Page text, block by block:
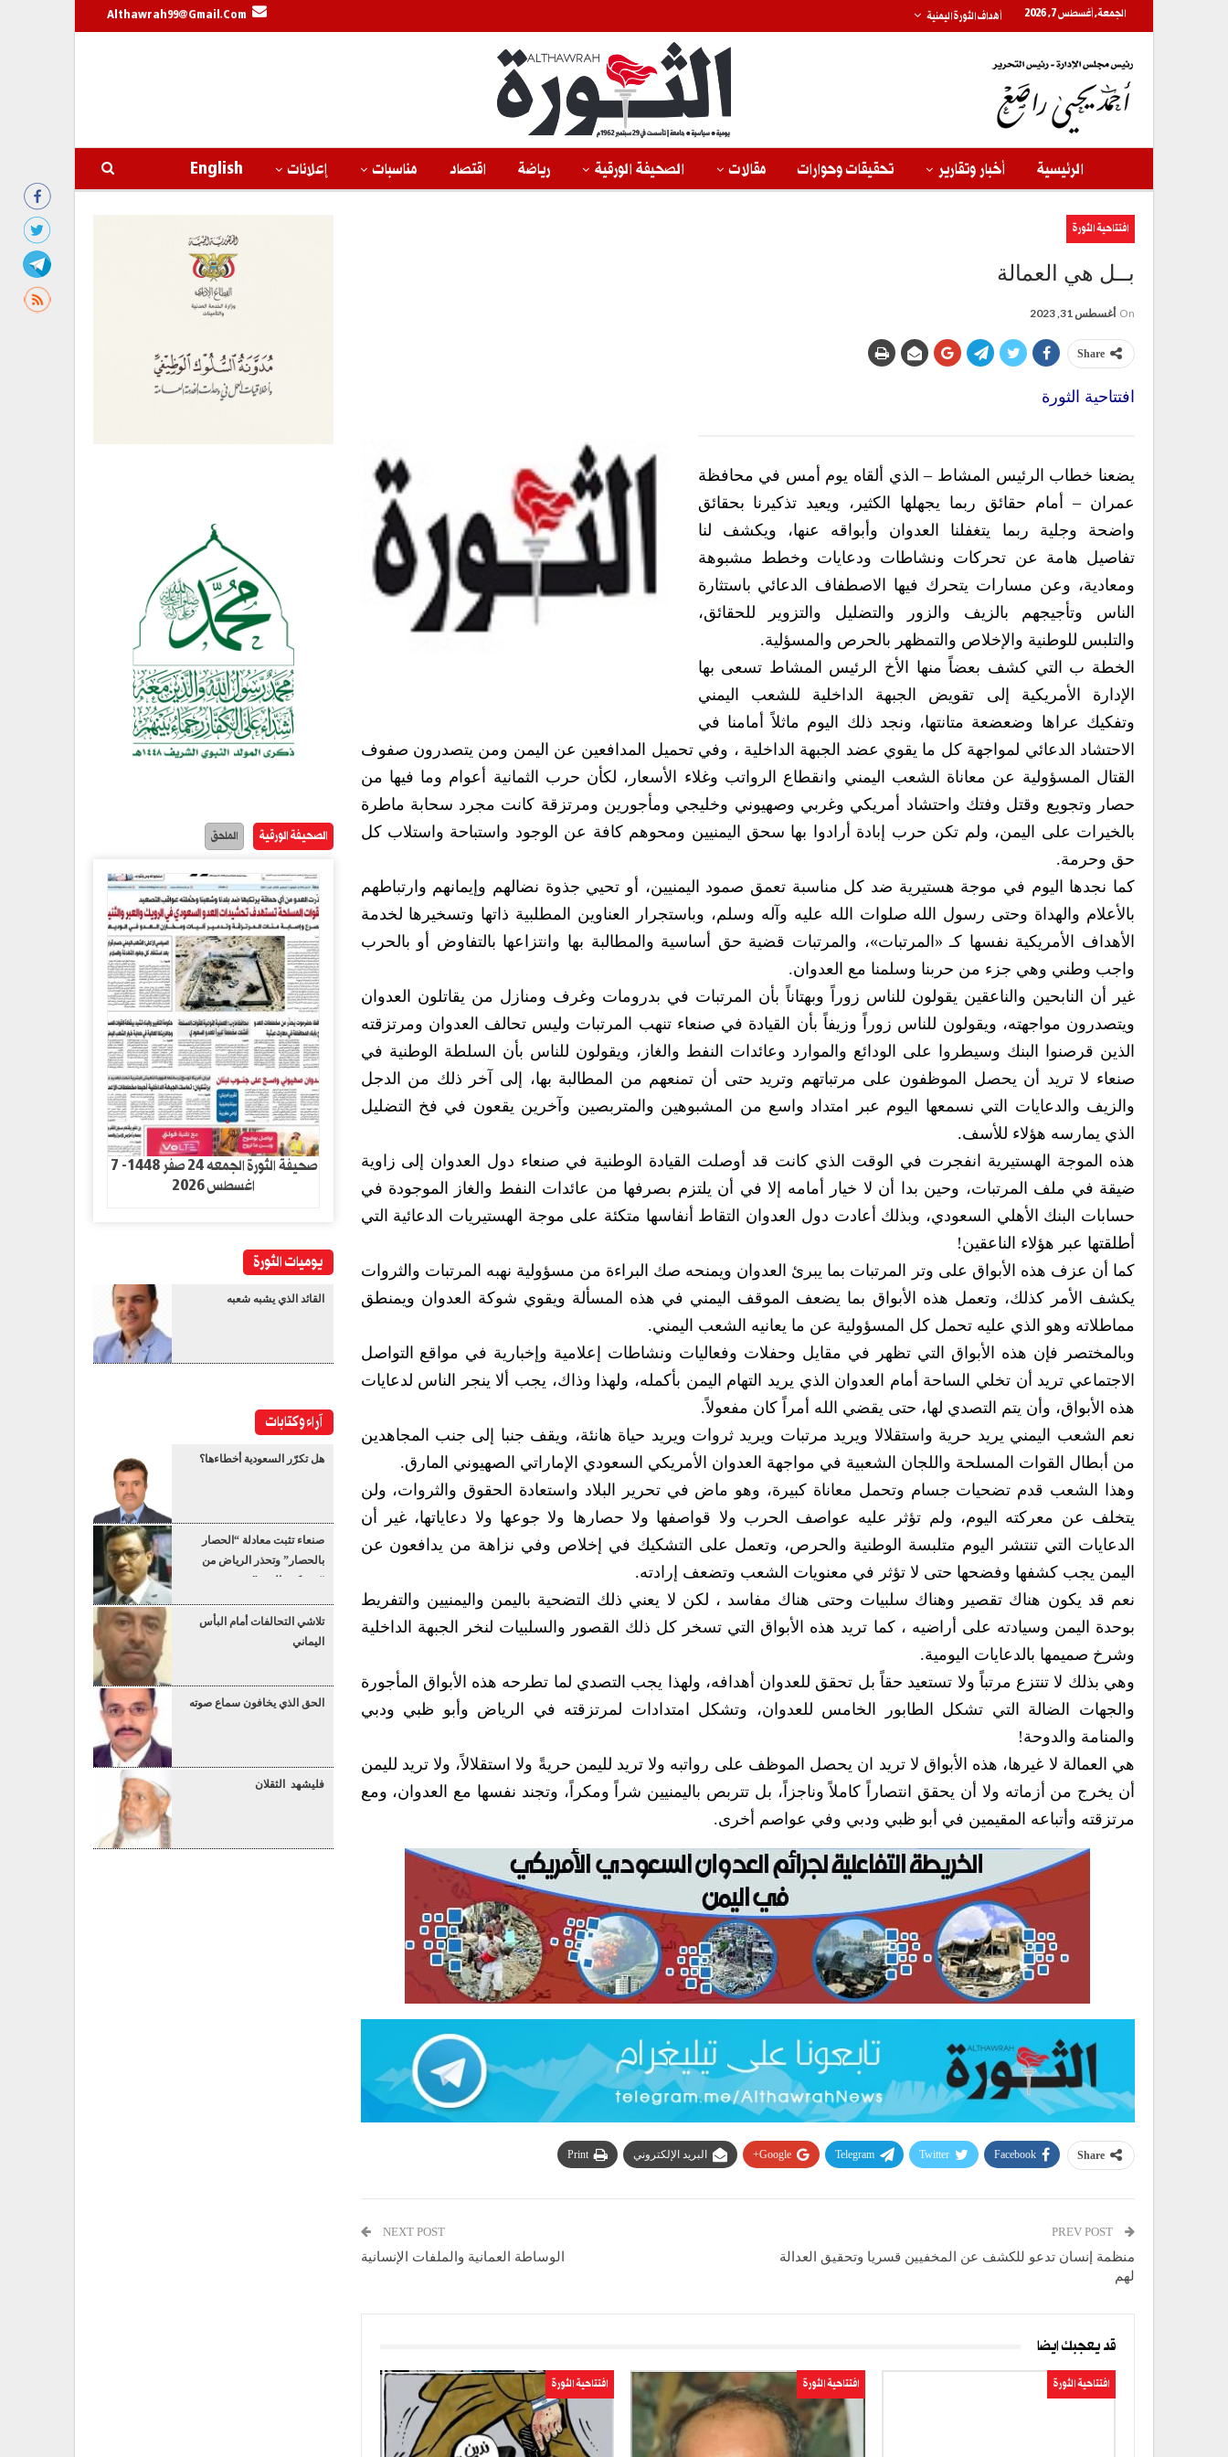
الجمعة, أغسطس 7, 2026 أهداف الثورة اليمنية Althawrah99@gmail.com
الرئيسية أخبار وتقارير تحقيقات وحوارات مقالات الصحيفة الورقية رياضة اقتصاد مناسبات إعلانات English
افتتاحية الثورة
بــل هي العمالة
On أغسطس 31, 2023
Share
افتتاحية الثورة
يضعنا خطاب الرئيس المشاط – الذي ألقاه يوم أمس في محافظة
عمران – أمام حقائق ربما يجهلها الكثير، ويعيد تذكيرنا بحقائق
واضحة وجلية ربما يتغفلنا العدوان وأبواقه عنها، ويكشف لنا
تفاصيل هامة عن تحركات ونشاطات ودعايات وخطط مشبوهة
ومعادية، وعن مسارات يتحرك فيها الاصطفاف الدعائي باستثارة
الناس وتأجيجهم بالزيف والزور والتضليل والتزوير للحقائق،
والتلبس للوطنية والإخلاص والتمظهر بالحرص والمسؤلية.
الخطة ب التي كشف بعضاً منها الأخ الرئيس المشاط تسعى بها
الإدارة الأمريكية إلى تقويض الجبهة الداخلية للشعب اليمني
وتفكيك عراها وضعضعة متانتها، ونجد ذلك اليوم ماثلاً أمامنا في
الاحتشاد الدعائي لمواجهة كل ما يقوي عضد الجبهة الداخلية ، وفي تحميل المدافعين عن اليمن ومن يتصدرون صفوف
القتال المسؤولية عن معاناة الشعب اليمني وانقطاع الرواتب وغلاء الأسعار، لكأن حرب الثمانية أعوام وما فيها من
حصار وتجويع وقتل وفتك واحتشاد أمريكي وغربي وصهيوني وخليجي ومأجورين ومرتزقة كانت مجرد سحابة ماطرة
بالخيرات على اليمن، ولم تكن حرب إبادة أرادوا بها سحق اليمنيين ومحوهم كافة عن الوجود واستباحة واستلاب كل
حق وحرمة.
كما نجدها اليوم في موجة هستيرية ضد كل مناسبة تعمق صمود اليمنيين، أو تحيي جذوة نضالهم وإيمانهم وارتباطهم
بالأعلام والهداة وحتى رسول الله صلوات الله عليه وآله وسلم، وباستجرار العناوين المطلبية ذاتها وتسخيرها لخدمة
الأهداف الأمريكية نفسها كـ «المرتبات»، والمرتبات قضية حق أساسية والمطالبة بها وانتزاعها بالتفاوض أو بالحرب
واجب وطني وهي جزء من حربنا وسلمنا مع العدوان.
غير أن النابحين والناعقين يقولون للناس زوراً وبهتاناً بأن المرتبات في بدرومات وغرف ومنازل من يقاتلون العدوان
ويتصدرون مواجهته، ويقولون للناس زوراً وزيفاً بأن القيادة في صنعاء تنهب المرتبات وليس تحالف العدوان ومرتزقته
الذين قرصنوا البنك وسيطروا على الودائع والموارد وعائدات النفط والغاز، ويقولون للناس بأن السلطة الوطنية في
صنعاء لا تريد أن يحصل الموظفون على مرتباتهم وتريد حتى أن تمنعهم من المطالبة بها، إلى آخر ذلك من الدجل
والزيف والدعايات التي نسمعها اليوم عبر امتداد واسع من المشبوهين والمتربصين وآخرين يقعون في فخ التضليل
الذي يمارسه هؤلاء للأسف.
هذه الموجة الهستيرية انفجرت في الوقت الذي كانت قد أوصلت القيادة الوطنية في صنعاء دول العدوان إلى زاوية
ضيقة في ملف المرتبات، وحين بدا أن لا خيار أمامه إلا في أن يلتزم بصرفها من عائدات النفط والغاز الموجودة في
حسابات البنك الأهلي السعودي، وبذلك أعادت دول العدوان التقاط أنفاسها متكئة على موجة الهستيريات الدعائية التي
أطلقتها عبر هؤلاء الناعقين!
كما أن عزف هذه الأبواق على وتر المرتبات بما يبرئ العدوان ويمنحه صك البراءة من مسؤولية نهبه المرتبات والثروات
يكشف الأمر كذلك، وتعمل هذه الأبواق بما يضعف الموقف اليمني في هذه المسألة ويقوي شوكة العدوان ويمنطق
مماطلاته وهو الذي عليه تحمل كل المسؤولية عن ما يعانيه الشعب اليمني.
وبالمختصر فإن هذه الأبواق التي تظهر في مقايل وحفلات وفعاليات ونشاطات إعلامية وإخبارية في مواقع التواصل
الاجتماعي تريد أن تخلي الساحة أمام العدوان الذي يريد التهام اليمن بأكمله، ولهذا وذاك، يجب ألا ينجر الناس لدعايات
هذه الأبواق، وأن يتم التصدي لها، حتى يقضي الله أمراً كان مفعولاً.
نعم الشعب اليمني يريد حرية واستقلالا ويريد مرتبات ويريد ثروات ويريد حياة هانئة، ويقف جنبا إلى جنب المجاهدين
من أبطال القوات المسلحة واللجان الشعبية في مواجهة العدوان الأمريكي السعودي الإماراتي الصهيوني المارق.
وهذا الشعب قدم تضحيات جسام وتحمل معاناة كبيرة، وهو ماض في تحرير البلاد واستعادة الحقوق والثروات، ولن
يتخلف عن معركته اليوم، ولم تؤثر عليه عواصف الحرب ولا قواصفها ولا حصارها ولا جوعها ولا دعاياتها، غير أن
الدعايات التي تنتشر اليوم متلبسة الوطنية والحرص، وتعمل على التشكيك في إخلاص وفي نزاهة من يدافعون عن
اليمن يجب كشفها وفضحها حتى لا تؤثر في معنويات الشعب وتضعف إرادته.
نعم قد يكون هناك تقصير وهناك سلبيات وحتى هناك مفاسد ، لكن لا يعني ذلك التضحية باليمن واليمنيين والتفريط
بوحدة اليمن وسيادته على أراضيه ، كما تريد هذه الأبواق التي تسخر كل ذلك القصور والسلبيات لنخر الجبهة الداخلية
وشرخ صميمها بالدعايات اليومية.
وهي بذلك لا تنتزع مرتباً ولا تستعيد حقاً بل تحقق للعدوان أهدافه، ولهذا يجب التصدي لما تطرحه هذه الأبواق المأجورة
والجهات الضالة التي تشكل الطابور الخامس للعدوان، وتشكل امتدادات لمرتزقته في الرياض وأبو ظبي ودبي
والمنامة والدوحة!
هي العمالة لا غيرها، هذه الأبواق لا تريد ان يحصل الموظف على رواتبه ولا تريد لليمن حريةً ولا استقلالاً، ولا تريد لليمن
أن يخرج من أزماته ولا أن يحقق انتصاراً كاملاً وناجزاً، بل تتربص باليمنيين شراً ومكراً، وتجند نفسها مع العدوان، ومع
مرتزقته وأتباعه المقيمين في أبو ظبي ودبي وفي عواصم أخرى.
Share
Facebook
Twitter
Telegram
Google+ البريد الإلكتروني Print
منظمة إنسان تدعو للكشف عن المخفيين قسريا وتحقيق العدالة
لهم
NEXT POST
الوساطة العمانية والملفات الإنسانية
قد يعجبك ايضا
افتتاحية الثورة افتتاحية الثورة افتتاحية الثورة
الصحيفة الورقية الملحق
صحيفة الثورة الجمعه 24 صفر 1448- 7
اغسطس 2026
يوميات الثورة
القائد الذي يشبه شعبه
آراء وكتابات
هل تكرّر السعودية أخطاءها؟
صنعاء تثبت معادلة “الحصار
بالحصار” وتحذر الرياض من
“عسكرة البحر”
تلاشي التحالفات أمام البأس
اليماني
الحق الذي يخافون سماع صوته
فليشهد الثقلان